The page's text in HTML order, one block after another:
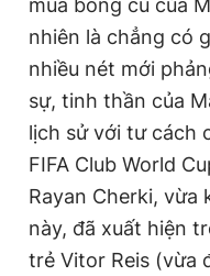
mùa bóng cũ của
nhiên là chẳng có
nhiều nét mới
sự, tinh thần của
lịch sử với tư cách
FIFA Club World
Rayan Cherki,
này, đã xuất hiện
trẻ Vitor Reis (vừa